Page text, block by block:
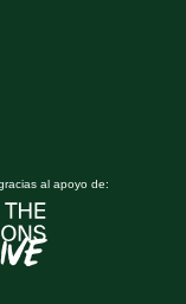
al apoyo de: